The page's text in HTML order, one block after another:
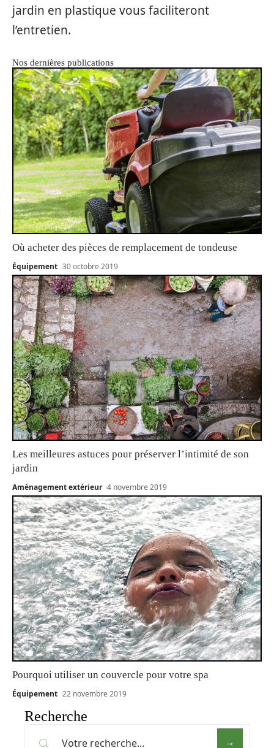
jardin en plastique vous faciliteront
l’entretien.
Nos dernières publications
Où acheter des pièces de remplacement de tondeuse
Équipement 30 octobre 2019
Les meilleures astuces pour préserver l’intimité de son
jardin
Aménagement extérieur 4 novembre 2019
Pourquoi utiliser un couvercle pour votre spa
Équipement 22 novembre 2019
Recherche